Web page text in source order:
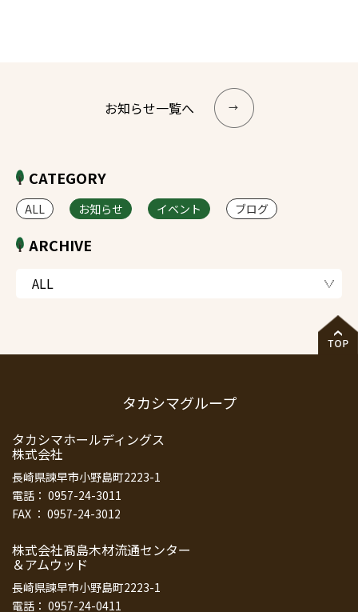
CATEGORY
ALL お知らせ イベント ブログ
ARCHIVE
お知らせ一覧へ
タカシマグループ
タカシマホールディングス
株式会社
長崎県諫早市小野島町2223-1
電話： 0957-24-3011
FAX ： 0957-24-3012
株式会社髙島木材流通センター
＆アムウッド
長崎県諫早市小野島町2223-1
電話： 0957-24-0411